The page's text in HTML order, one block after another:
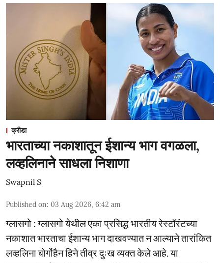
क्रीडा
भारताच्या नकाशातून ईशान्य भाग वगळला,
लव्हलिनाने साधला निशाणा
Swapnil S
Published on: 03 Aug 2026, 6:42 am
ग्लासगो : ग्लासगो येथील एका प्रसिद्ध भारतीय रेस्टॉरंटच्या
नकाशात भारताचा ईशान्य भाग दाखवण्यात न आल्याने तारांकित
लव्हलिना बोर्गोहैन हिने तीव्र दुःख व्यक्त केले आहे. या